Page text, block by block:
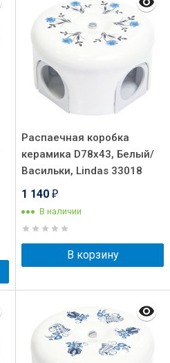
Распаечная коробка
керамика D78х43, Белый/
Васильки, Lindas 33018
1 140 ₽
В наличии
В корзину